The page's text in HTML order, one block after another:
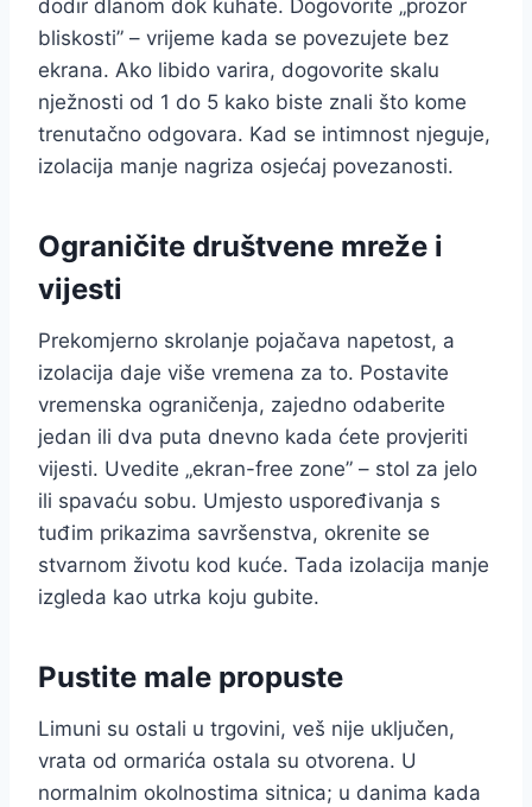
dodir dlanom dok kuhate. Dogovorite „prozor
bliskosti” – vrijeme kada se povezujete bez
ekrana. Ako libido varira, dogovorite skalu
nježnosti od 1 do 5 kako biste znali što kome
trenutačno odgovara. Kad se intimnost njeguje,
izolacija manje nagriza osjećaj povezanosti.
Ograničite društvene mreže i
vijesti
Prekomjerno skrolanje pojačava napetost, a
izolacija daje više vremena za to. Postavite
vremenska ograničenja, zajedno odaberite
jedan ili dva puta dnevno kada ćete provjeriti
vijesti. Uvedite „ekran-free zone” – stol za jelo
ili spavaću sobu. Umjesto uspoređivanja s
tuđim prikazima savršenstva, okrenite se
stvarnom životu kod kuće. Tada izolacija manje
izgleda kao utrka koju gubite.
Pustite male propuste
Limuni su ostali u trgovini, veš nije uključen,
vrata od ormarića ostala su otvorena. U
normalnim okolnostima sitnica; u danima kada